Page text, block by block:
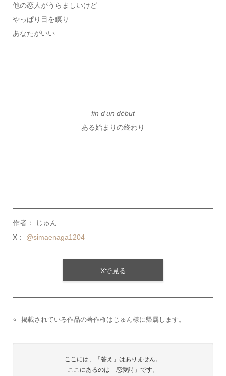
他の恋人がうらましいけど
やっぱり目を瞑り
あなたがいい
fin d’un début
ある始まりの終わり
作者： じゅん
X： @simaenaga1204
Xで見る
掲載されている作品の著作権はじゅん様に帰属します。
ここには、「答え」はありません。
ここにあるのは「恋愛詩」です。